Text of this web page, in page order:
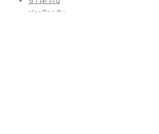
ข่าวปัจจุบัน